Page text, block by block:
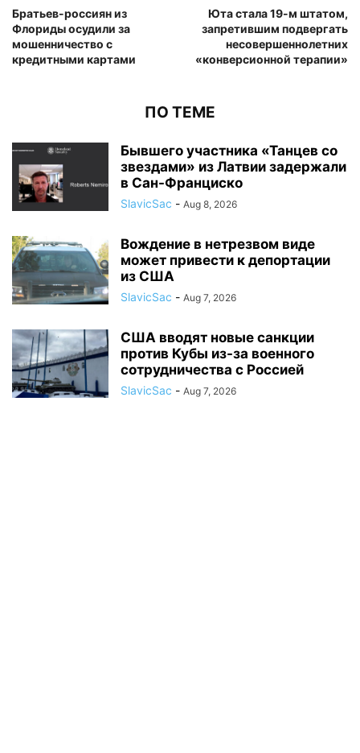
Братьев-россиян из
Флориды осудили за
мошенничество с
кредитными картами
Юта стала 19-м штатом,
запретившим подвергать
несовершеннолетних
«конверсионной терапии»
ПО ТЕМЕ
Бывшего участника «Танцев со
звездами» из Латвии задержали
в Сан-Франциско
SlavicSac - Aug 8, 2026
Вождение в нетрезвом виде
может привести к депортации
из США
SlavicSac - Aug 7, 2026
США вводят новые санкции
против Кубы из-за военного
сотрудничества с Россией
SlavicSac - Aug 7, 2026